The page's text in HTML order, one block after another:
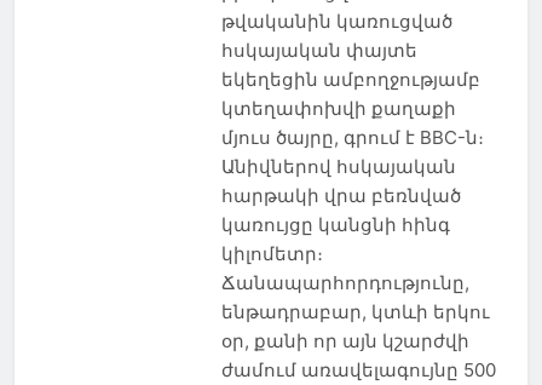
թվականին կառուցված
հսկայական փայտե
եկեղեցին ամբողջությամբ
կտեղափոխվի քաղաքի
մյուս ծայրը, գրում է BBC-ն։
Անիվներով հսկայական
հարթակի վրա բեռնված
կառույցը կանցնի հինգ
կիլոմետր։
Ճանապարհորդությունը,
ենթադրաբար, կտևի երկու
օր, քանի որ այն կշարժվի
ժամում առավելագույնը 500